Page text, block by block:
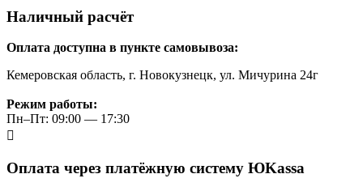
Наличный расчёт
Оплата доступна в пункте самовывоза:
Кемеровская область, г. Новокузнецк, ул. Мичурина 24г
Режим работы:
Пн–Пт: 09:00 — 17:30
Оплата через платёжную систему ЮKassa